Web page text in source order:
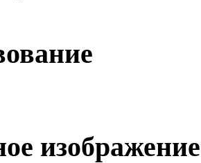
изображение